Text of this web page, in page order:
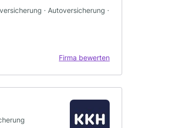
· Autoversicherung ·
Firma bewerten